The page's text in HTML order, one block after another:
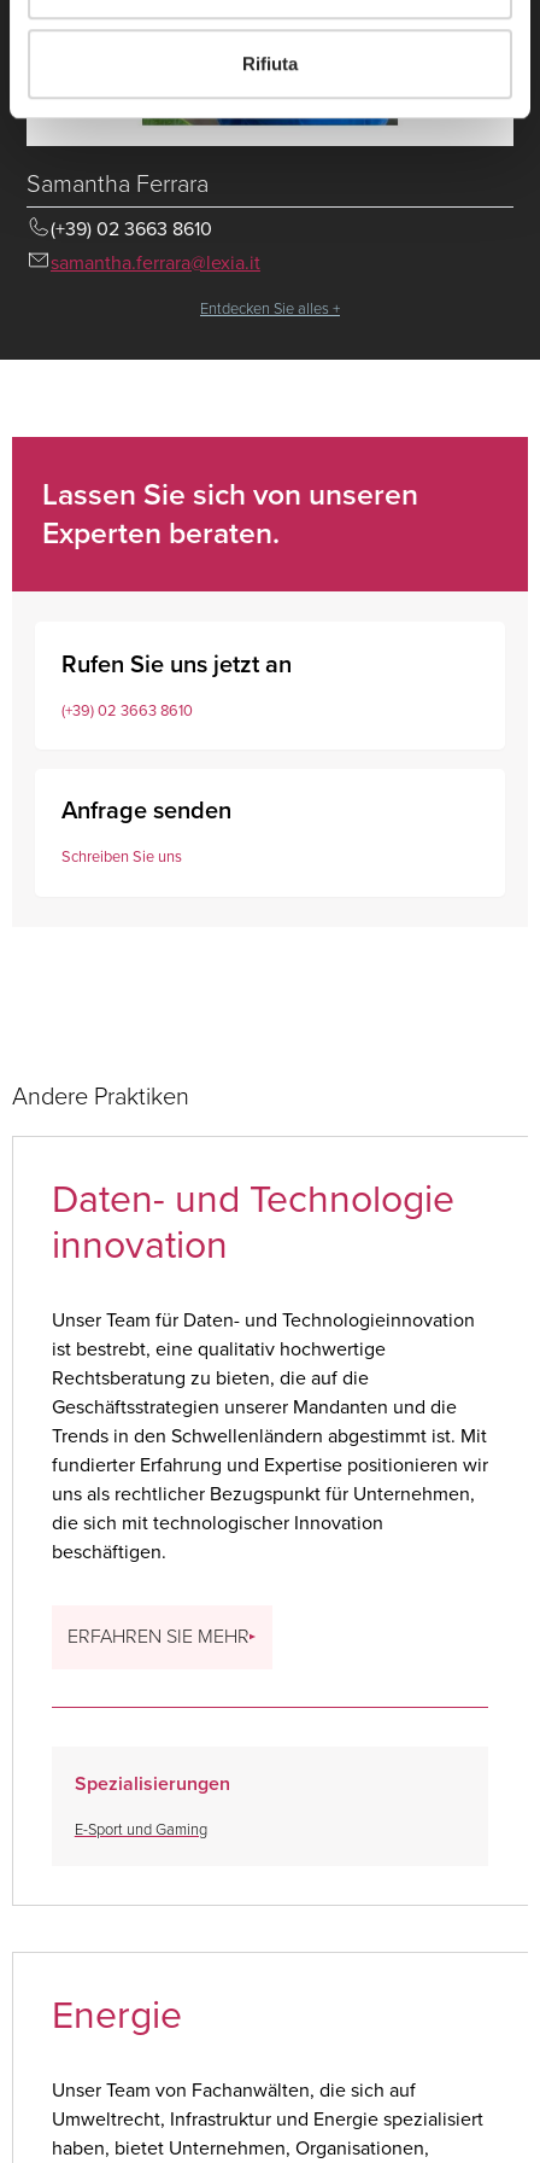
Rifiuta
Samantha Ferrara
(+39) 02 3663 8610
samantha.ferrara@lexia.it
Entdecken Sie alles +
Lassen Sie sich von unseren
Experten beraten.
Rufen Sie uns jetzt an
(+39) 02 3663 8610
Anfrage senden
Schreiben Sie uns
Andere Praktiken
Daten- und Technologie
innovation
Unser Team für Daten- und Technologieinnovation
ist bestrebt, eine qualitativ hochwertige
Rechtsberatung zu bieten, die auf die
Geschäftsstrategien unserer Mandanten und die
Trends in den Schwellenländern abgestimmt ist. Mit
fundierter Erfahrung und Expertise positionieren wir
uns als rechtlicher Bezugspunkt für Unternehmen,
die sich mit technologischer Innovation
beschäftigen.
ERFAHREN SIE MEHR
Spezialisierungen
E-Sport und Gaming
Energie
Unser Team von Fachanwälten, die sich auf
Umweltrecht, Infrastruktur und Energie spezialisiert
haben, bietet Unternehmen, Organisationen,